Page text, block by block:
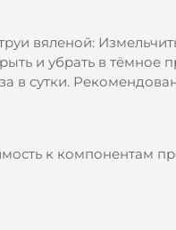
вяленой:
и убрать в тёмное
в сутки.
к компонентам